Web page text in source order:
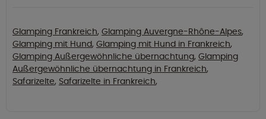
Glamping Frankreich, Glamping Auvergne-Rhône-Alpes,
Glamping mit Hund, Glamping mit Hund in Frankreich,
Glamping Außergewöhnliche übernachtung, Glamping
Außergewöhnliche übernachtung in Frankreich,
Safarizelte, Safarizelte in Frankreich,